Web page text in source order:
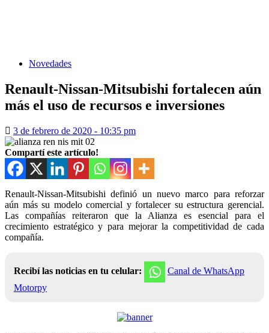
Novedades
Renault-Nissan-Mitsubishi fortalecen aún
más el uso de recursos e inversiones
3 de febrero de 2020 - 10:35 pm
Compartí este artículo!
Renault-Nissan-Mitsubishi definió un nuevo marco para reforzar
aún más su modelo comercial y fortalecer su estructura gerencial.
Las compañías reiteraron que la Alianza es esencial para el
crecimiento estratégico y para mejorar la competitividad de cada
compañía.
Recibí las noticias en tu celular:
Canal de WhatsApp
Motorpy